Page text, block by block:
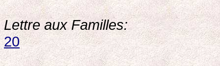
Lettre aux Familles:
20